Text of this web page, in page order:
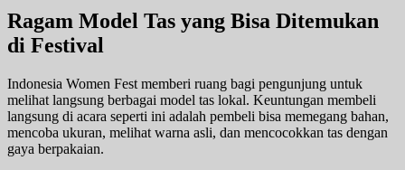
Ragam Model Tas yang Bisa Ditemukan
di Festival
Indonesia Women Fest memberi ruang bagi pengunjung untuk
melihat langsung berbagai model tas lokal. Keuntungan membeli
langsung di acara seperti ini adalah pembeli bisa memegang bahan,
mencoba ukuran, melihat warna asli, dan mencocokkan tas dengan
gaya berpakaian.